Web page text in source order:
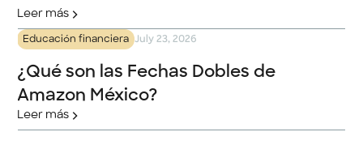
hasta usar tarjetas digitales de un solo uso. Se enfatiza
la importancia de no compartir información
confidencial, verificar comunicaciones y evitar enlaces
Leer más
Educación financiera July 23, 2026
¿Qué son las Fechas Dobles de
Amazon México?
Leer más